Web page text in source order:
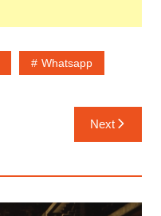
Whatsapp
Next